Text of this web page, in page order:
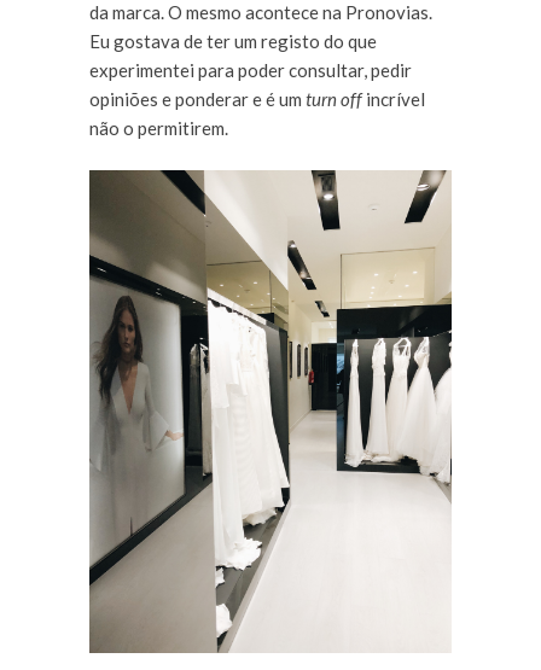
da marca. O mesmo acontece na Pronovias.
Eu gostava de ter um registo do que
experimentei para poder consultar, pedir
opiniões e ponderar e é um turn offincrível
não o permitirem.